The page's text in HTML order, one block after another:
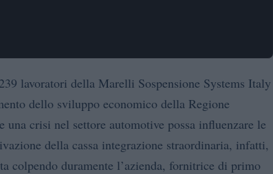
lavoratori della Marelli Sospensione Systems Italy
dello sviluppo economico della Regione
crisi nel settore automotive possa influenzare le
della cassa integrazione straordinaria, infatti,
colpendo duramente l’azienda, fornitrice di primo